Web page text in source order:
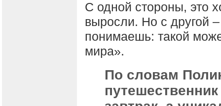
С одной стороны, это
выросли. Но с другой
понимаешь: такой
мира».
По словам